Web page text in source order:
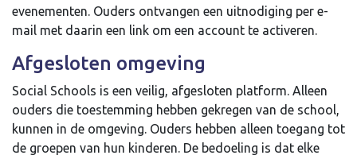
evenementen. Ouders ontvangen een uitnodiging per e-
mail met daarin een link om een account te activeren.
Afgesloten omgeving
Social Schools is een veilig, afgesloten platform. Alleen
ouders die toestemming hebben gekregen van de school,
kunnen in de omgeving. Ouders hebben alleen toegang tot
de groepen van hun kinderen. De bedoeling is dat elke